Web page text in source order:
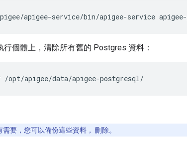
apigee-service/bin/apigee-service
行個體上，清除所有舊的 Postgres 資料：
opt/apigee/data/apigee-postgresql/
需要，您可以備份這些資料， 刪除。